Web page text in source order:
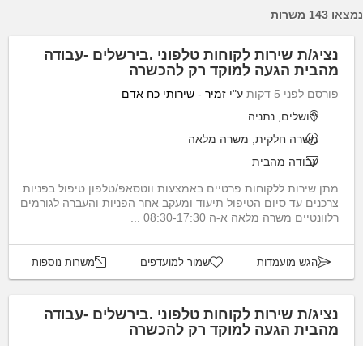
נמצאו 143 משרות
נציג/ת שירות לקוחות טלפוני .בירשלים -עבודה
מהבית הגעה למוקד רק להכשרה
פורסם לפני 5 דקות ע"י זמיר - שירותי כח אדם
ירושלים, נתניה
משרה חלקית, משרה מלאה
עבודה מהבית
מתן שירות ללקוחות פרטיים באמצעות ווטסאפ/טלפון טיפול בפניות
צרכנים עד סיום הטיפול תיעוד ומעקב אחר הפניות והעברה לגורמים
רלוונטיים משרה מלאה א-ה 08:30-17:30 ...
הגש מועמדות שמור למועדפים משרות נוספות
נציג/ת שירות לקוחות טלפוני .בירשלים -עבודה
מהבית הגעה למוקד רק להכשרה